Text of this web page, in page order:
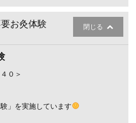
お灸体験 閉じる
０＞
」を実施しています